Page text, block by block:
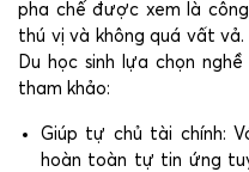
pha chế được xem là
thú vị và không quá vất
Du học sinh lựa chọn
tham khảo:
Giúp tự chủ tài chính:
hoàn toàn tự tin ứng